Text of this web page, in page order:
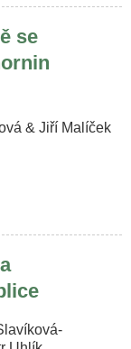
se
& Jiří Malíček